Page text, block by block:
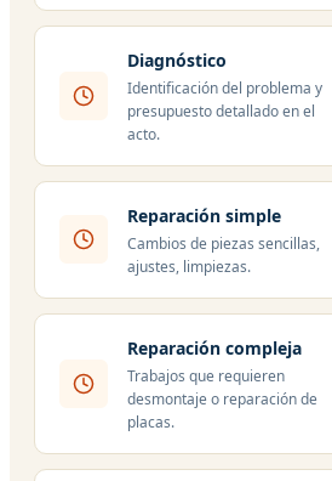
Diagnóstico
Identificación del problema y
presupuesto detallado en el
acto.
Reparación simple
Cambios de piezas sencillas,
ajustes, limpiezas.
Reparación compleja
Trabajos que requieren
desmontaje o reparación de
placas.